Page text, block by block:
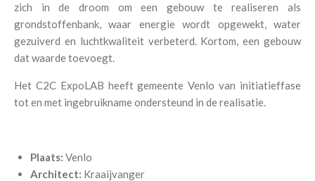
zich in de droom om een gebouw te realiseren als
grondstoffenbank, waar energie wordt opgewekt, water
gezuiverd en luchtkwaliteit verbeterd. Kortom, een gebouw
dat waarde toevoegt.
Het C2C ExpoLAB heeft gemeente Venlo van initiatieffase
tot en met ingebruikname ondersteund in de realisatie.
Plaats: Venlo
Architect: Kraaijvanger